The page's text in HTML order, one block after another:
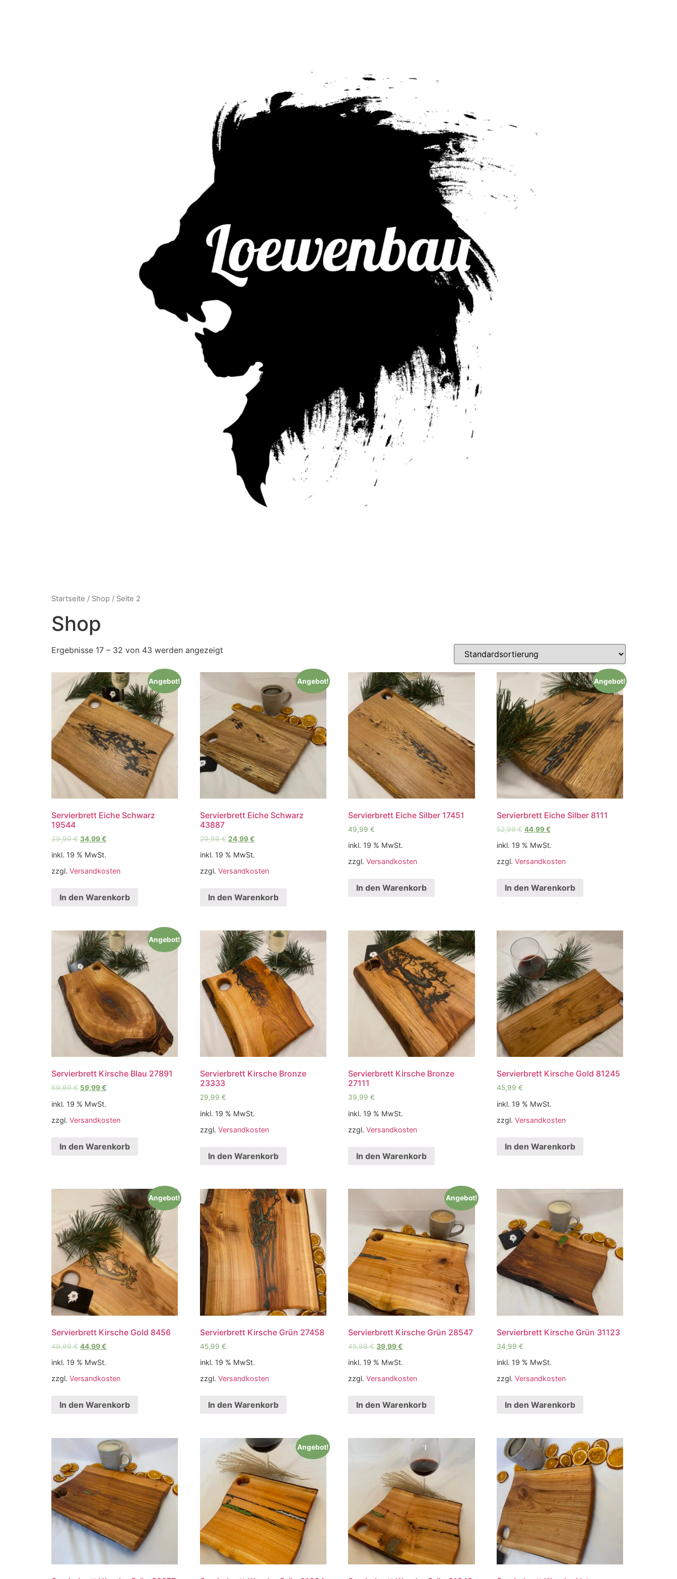
Startseite / Shop / Seite 2
Shop
Ergebnisse 17 – 32 von 43 werden angezeigt
Angebot!
Servierbrett Eiche Schwarz
19544
39,99€ 34,99€
inkl. 19 % MwSt.
zzgl. Versandkosten
In den Warenkorb
Angebot!
Servierbrett Eiche Schwarz
43887
29,99€ 24,99€
inkl. 19 % MwSt.
zzgl. Versandkosten
In den Warenkorb
Servierbrett Eiche Silber 17451
49,99€
inkl. 19 % MwSt.
zzgl.Versandkosten
In den Warenkorb
Angebot!
Servierbrett Eiche Silber 8111
52,99€ 44,99€
inkl. 19 % MwSt.
zzgl.Versandkosten
In den Warenkorb
Angebot!
Servierbrett Kirsche Blau 27891
69,99€ 59,99€
inkl. 19 % MwSt.
zzgl. Versandkosten
In den Warenkorb
Servierbrett Kirsche Bronze
23333
29,99 €
inkl. 19 % MwSt.
zzgl. Versandkosten
In den Warenkorb
Servierbrett Kirsche Bronze
27111
39,99€
inkl. 19 % MwSt.
zzgl.Versandkosten
In den Warenkorb
Servierbrett Kirsche Gold 81245
45,99€
inkl. 19 % MwSt.
zzgl.Versandkosten
In den Warenkorb
Angebot!
Servierbrett Kirsche Gold 8456
49,99€ 44,99€
inkl. 19 % MwSt.
zzgl. Versandkosten
In den Warenkorb
Servierbrett Kirsche Grün 27458
45,99 €
inkl. 19 % MwSt.
zzgl. Versandkosten
In den Warenkorb
Angebot!
Servierbrett Kirsche Grün 28547
45,99€ 39,99€
inkl. 19 % MwSt.
zzgl.Versandkosten
In den Warenkorb
Servierbrett Kirsche Grün 31123
34,99€
inkl. 19 % MwSt.
zzgl.Versandkosten
In den Warenkorb
Angebot!